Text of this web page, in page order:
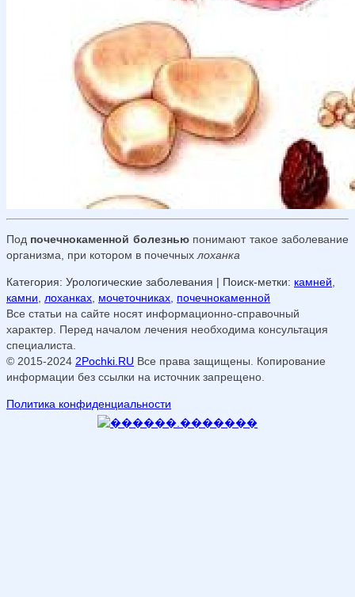
Под почечнокаменной болезньюпонимают такое заболевание
организма, при котором в почечных лоханка
Категория: Урологические заболевания | Поиск-метки: камней
камни
лоханках мочеточниках почечнокаменной
Все статьи на сайте носят информационно-справочный
характер. Перед началом лечения необходима консультация
специалиста.
© 2015-2024 2Pochki.RU Все права защищены. Копирование
информации без ссылки на источник запрещено.
Политика конфиденциальности